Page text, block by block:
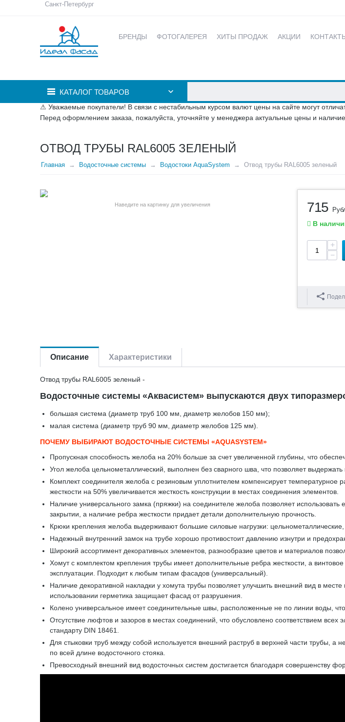
Санкт-Петербург
БРЕНДЫ ФОТОГАЛЕРЕЯ ХИТЫ ПРОДАЖ АКЦИИ
КАТАЛОГ ТОВАРОВ
⚠ Уважаемые покупатели! В связи с нестабильным курсом валют цены на сайте могут
Перед оформлением заказа, пожалуйста, уточняйте у менеджера актуальные цены и
ОТВОД ТРУБЫ RAL6005 ЗЕЛЕНЫЙ
Главная Водосточные системы Водостоки AquaSystem Отвод трубы RAL6005 зеленый
Наведите на картинку для увеличения 715
В
+
−
Описание Характеристики
Отвод трубы RAL6005 зеленый -
Водосточные системы «Аквасистем» выпускаются двух
большая система (диаметр труб 100 мм, диаметр желобов 150 мм);
малая система (диаметр труб 90 мм, диаметр желобов 125 мм).
ПОЧЕМУ ВЫБИРАЮТ ВОДОСТОЧНЫЕ СИСТЕМЫ «AQUASYSTEM»
Пропускная способность желоба на 20% больше за счет увеличенной глубины, что
Угол желоба цельнометаллический, выполнен без сварного шва, что позволяет выдержать
Комплект соединителя желоба с резиновым уплотнителем компенсирует температурное
жесткости на 50% увеличивается жесткость конструкции в местах соединения элементов.
Наличие универсального замка (пряжки) на соединителе желоба позволяет
закрытии, а наличие ребра жесткости придает детали дополнительную прочность.
Крюки крепления желоба выдерживают большие силовые нагрузки:
Надежный внутренний замок на трубе хорошо противостоит давлению изнутри и
Широкий ассортимент декоративных элементов, разнообразие цветов и материалов
Хомут с комплектом крепления трубы имеет дополнительные ребра жесткости, а
эксплуатации. Подходит к любым типам фасадов (универсальный).
Наличие декоративной накладки у хомута трубы позволяет улучшить внешний вид в
использовании герметика защищает фасад от разрушения.
Колено универсальное имеет соединительные швы, расположенные не по линии воды,
Отсутствие люфтов и зазоров в местах соединений, что обусловлено соответствием
стандарту DIN 18461.
Для стыковки труб между собой используется внешний раструб в верхней части трубы, а
по всей длине водосточного стояка.
Превосходный внешний вид водосточных систем достигается благодаря совершенству